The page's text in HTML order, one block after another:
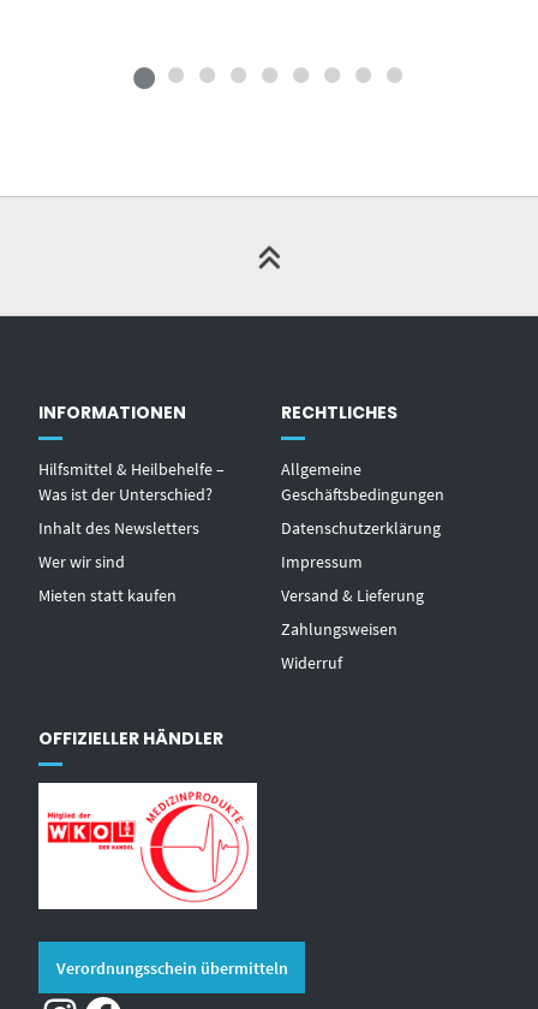
INFORMATIONEN
Hilfsmittel & Heilbehelfe –
Was ist der Unterschied?
Inhalt des Newsletters
Wer wir sind
Mieten statt kaufen
RECHTLICHES
Allgemeine
Geschäftsbedingungen
Datenschutzerklärung
Impressum
Versand & Lieferung
Zahlungsweisen
Widerruf
OFFIZIELLER HÄNDLER
Verordnungsschein übermitteln